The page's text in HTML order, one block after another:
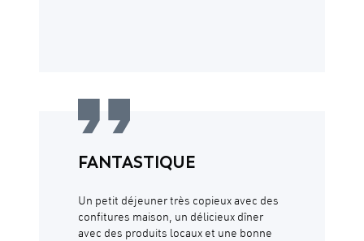
FANTASTIQUE
Un petit déjeuner très copieux avec des
confitures maison, un délicieux dîner
avec des produits locaux et une bonne